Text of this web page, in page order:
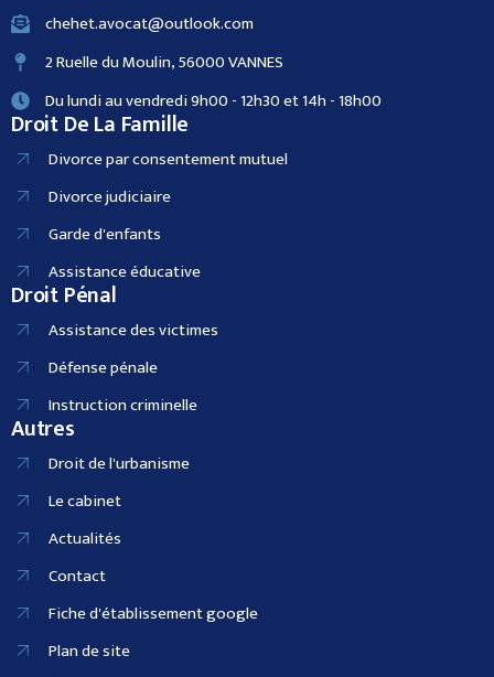
chehet.avocat@outlook.com
2 Ruelle du Moulin, 56000 VANNES
Du lundi au vendredi 9h00 - 12h30 et 14h - 18h00
Droit De La Famille
Divorce par consentement mutuel
Divorce judiciaire
Garde d'enfants
Assistance éducative
Droit Pénal
Assistance des victimes
Défense pénale
Instruction criminelle
Autres
Droit de l'urbanisme
Le cabinet
Actualités
Contact
Fiche d'établissement google
Plan de site